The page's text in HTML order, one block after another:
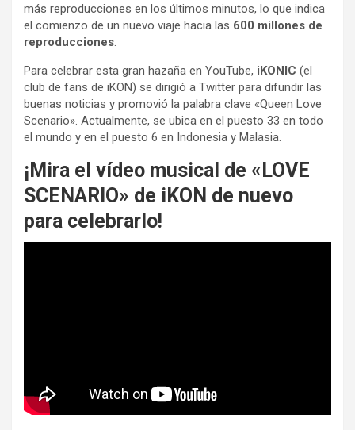
más reproducciones en los últimos minutos, lo que indica
el comienzo de un nuevo viaje hacia las 600 millones de
reproducciones.
Para celebrar esta gran hazaña en YouTube, iKONIC (el
club de fans de iKON) se dirigió a Twitter para difundir las
buenas noticias y promovió la palabra clave «Queen Love
Scenario». Actualmente, se ubica en el puesto 33 en todo
el mundo y en el puesto 6 en Indonesia y Malasia.
¡Mira el vídeo musical de «LOVE
SCENARIO» de iKON de nuevo
para celebrarlo!